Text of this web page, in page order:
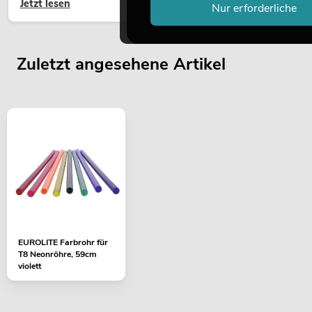
hochwertige Begrünung gehört heute längst zum modernen
Raumkonzept.
Jetzt lesen
Zuletzt angesehene Artikel
EUROLITE Farbrohr für
T8 Neonröhre, 59cm
violett
Nur erforderliche